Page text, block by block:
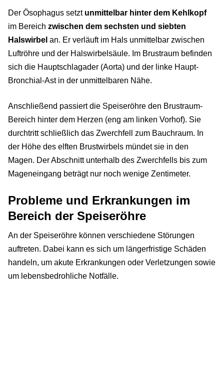
Der Ösophagus setzt unmittelbar hinter dem Kehlkopf
im Bereich zwischen dem sechsten und siebten
Halswirbel an. Er verläuft im Hals unmittelbar zwischen
Luftröhre und der Halswirbelsäule. Im Brustraum befinden
sich die Hauptschlagader (Aorta) und der linke Haupt-
Bronchial-Ast in der unmittelbaren Nähe.
Anschließend passiert die Speiseröhre den Brustraum-
Bereich hinter dem Herzen (eng am linken Vorhof). Sie
durchtritt schließlich das Zwerchfell zum Bauchraum. In
der Höhe des elften Brustwirbels mündet sie in den
Magen. Der Abschnitt unterhalb des Zwerchfells bis zum
Mageneingang beträgt nur noch wenige Zentimeter.
Probleme und Erkrankungen im
Bereich der Speiseröhre
An der Speiseröhre können verschiedene Störungen
auftreten. Dabei kann es sich um längerfristige Schäden
handeln, um akute Erkrankungen oder Verletzungen sowie
um lebensbedrohliche Notfälle.